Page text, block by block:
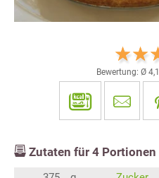
Bewertung: Ø 4,1
Zutaten für 4 Portionen